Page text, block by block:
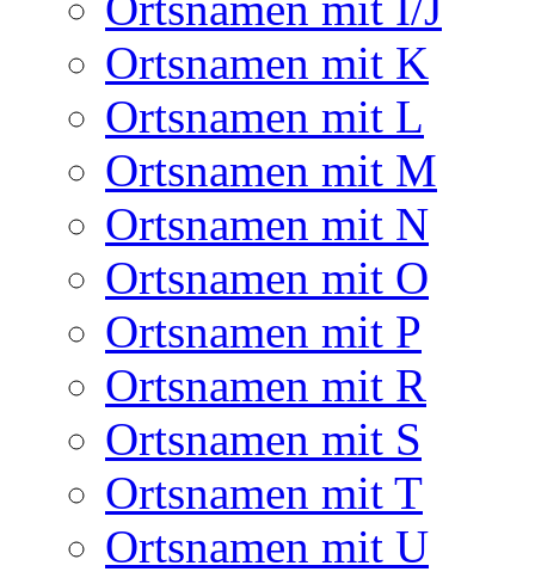
Ortsnamen mit K
Ortsnamen mit L
Ortsnamen mit M
Ortsnamen mit N
Ortsnamen mit O
Ortsnamen mit P
Ortsnamen mit R
Ortsnamen mit S
Ortsnamen mit T
Ortsnamen mit U